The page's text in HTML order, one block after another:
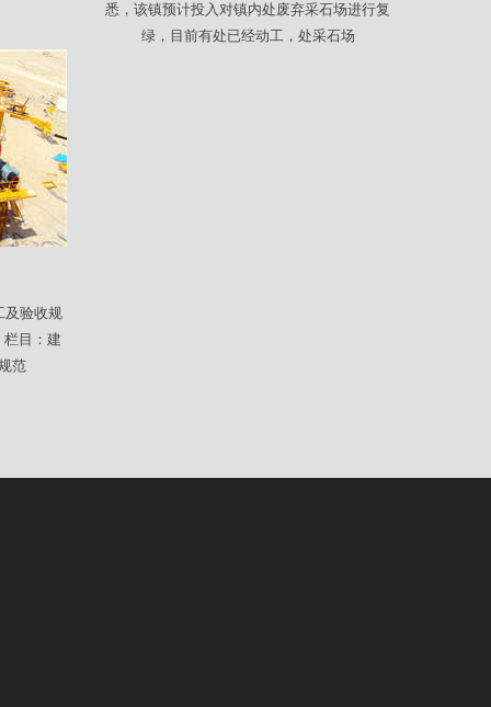
悉，该镇预计投入对镇内处废弃采石场进行复
绿，目前有处已经动工，处采石场
及验收规
目：建
范